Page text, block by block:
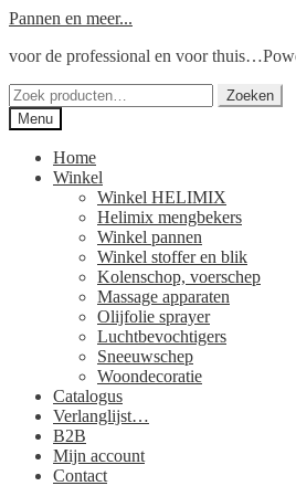
Ga
naar
Ga
de
Pannen en meer...
voor de professional en voor
Zoeken
naar:
Zoeken
Menu
Home
Winkel
Winkel HELIMIX
Helimix mengbekers
Winkel pannen
Winkel stoffer en blik
Kolenschop, voerschep
Massage apparaten
Olijfolie sprayer
Luchtbevochtigers
Sneeuwschep
Woondecoratie
Catalogus
Verlanglijst…
B2B
Mijn account
Contact